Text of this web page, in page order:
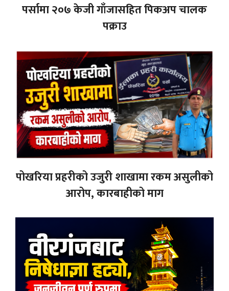
पर्सामा २०७ केजी गाँजासहित पिकअप चालक
पक्राउ
पोखरिया प्रहरीको उजुरी शाखामा रकम असुलीको
आरोप, कारबाहीको माग